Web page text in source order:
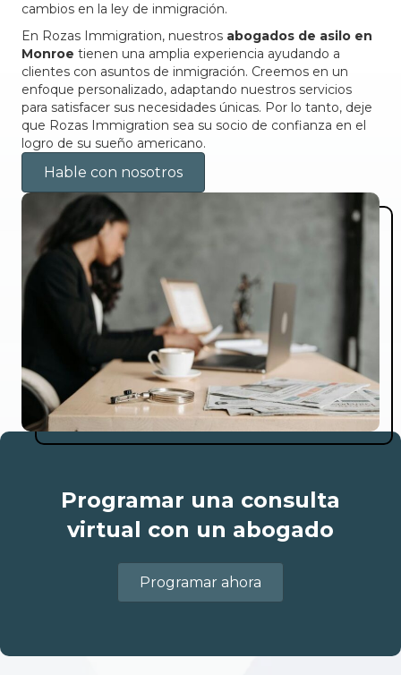
cambios en la ley de inmigración.
En Rozas Immigration, nuestros abogados de asilo en
Monroe tienen una amplia experiencia ayudando a
clientes con asuntos de inmigración. Creemos en un
enfoque personalizado, adaptando nuestros servicios
para satisfacer sus necesidades únicas. Por lo tanto, deje
que Rozas Immigration sea su socio de confianza en el
logro de su sueño americano.
Hable con nosotros
Programar una consulta
virtual con un abogado
Programar ahora